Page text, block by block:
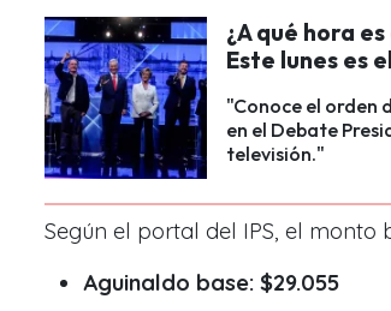
¿A qué hora
Este lunes es
"Conoce el orden
en el Debate
televisión."
Según el portal del IPS, el monto
Aguinaldo base: $29.055